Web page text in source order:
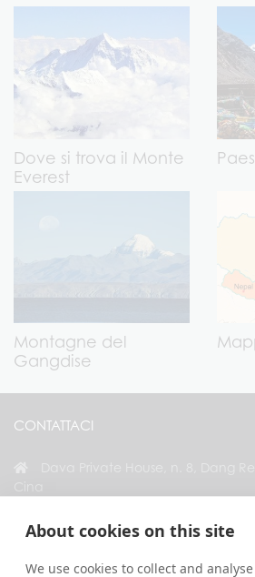
About cookies on this site
We use cookies to collect and
Dove si trova il Monte
Everest
Montagne del
Gangdise
CONTATTACI